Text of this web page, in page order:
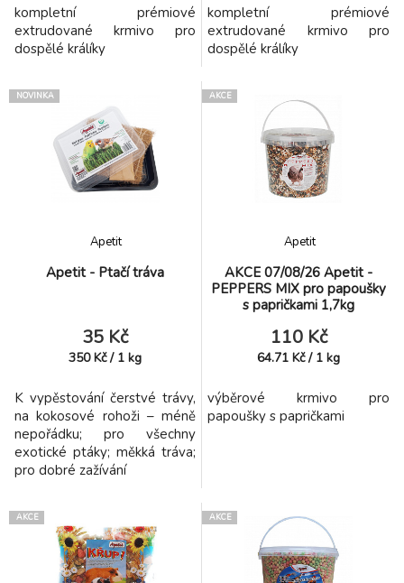
kompletní prémiové
extrudované krmivo pro
dospělé králíky
kompletní prémiové
extrudované krmivo pro
dospělé králíky
NOVINKA
Apetit - Ptačí tráva
Apetit
35 Kč
350 Kč / 1 kg
K vypěstování čerstvé trávy,
na kokosové rohoži – méně
nepořádku; pro všechny
exotické ptáky; měkká tráva;
pro dobré zažívání
AKCE
AKCE 07/08/26 Apetit -
PEPPERS MIX pro papoušky
s papričkami 1,7kg
Apetit
110 Kč
64.71 Kč / 1 kg
výběrové krmivo pro
papoušky s papričkami
AKCE AKCE